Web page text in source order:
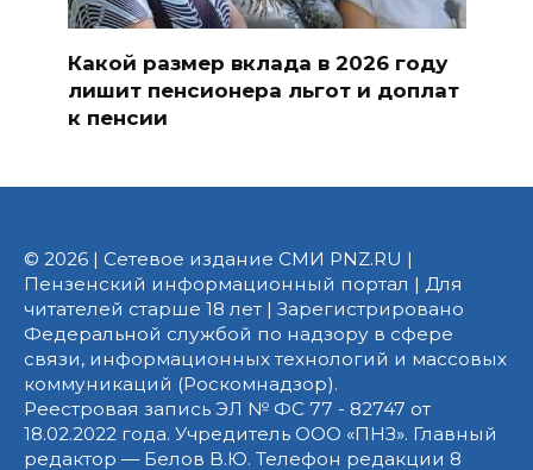
Какой размер вклада в 2026 году
лишит пенсионера льгот и доплат
к пенсии
© 2026 | Сетевое издание СМИ PNZ.RU |
Пензенский информационный портал | Для
читателей старше 18 лет | Зарегистрировано
Федеральной службой по надзору в сфере
связи, информационных технологий и массовых
коммуникаций (Роскомнадзор).
Реестровая запись ЭЛ № ФС 77 - 82747 от
18.02.2022 года. Учредитель ООО «ПНЗ». Главный
редактор — Белов В.Ю. Телефон редакции 8